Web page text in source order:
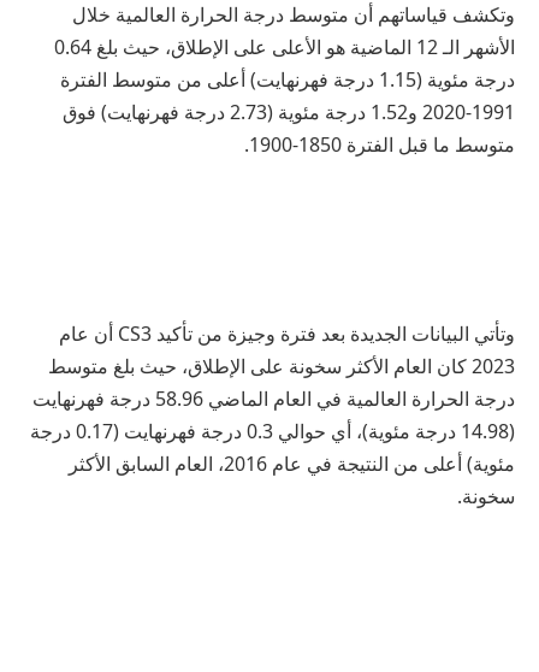
وتكشف قياساتهم أن متوسط درجة الحرارة العالمية خلال
الأشهر الـ 12 الماضية هو الأعلى على الإطلاق، حيث بلغ 0.64
درجة مئوية (1.15 درجة فهرنهايت) أعلى من متوسط الفترة
1991-2020 و1.52 درجة مئوية (2.73 درجة فهرنهايت) فوق
متوسط ما قبل الفترة 1850-1900.
وتأتي البيانات الجديدة بعد فترة وجيزة من تأكيد CS3 أن عام
2023 كان العام الأكثر سخونة على الإطلاق، حيث بلغ متوسط
درجة الحرارة العالمية في العام الماضي 58.96 درجة فهرنهايت
(14.98 درجة مئوية)، أي حوالي 0.3 درجة فهرنهايت (0.17 درجة
مئوية) أعلى من النتيجة في عام 2016، العام السابق الأكثر
سخونة.